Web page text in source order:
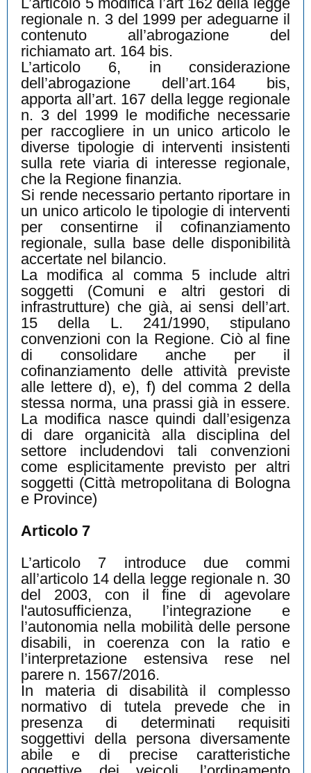
regionale n. 3 del 1999 per adeguarne il
contenuto all’abrogazione del
richiamato art. 164 bis.
L’articolo 6, in considerazione
dell’abrogazione dell’art.164 bis,
apporta all’art. 167 della legge regionale
n. 3 del 1999 le modifiche necessarie
per raccogliere in un unico articolo le
diverse tipologie di interventi insistenti
sulla rete viaria di interesse regionale,
che la Regione finanzia.
Si rende necessario pertanto riportare in
un unico articolo le tipologie di interventi
per consentirne il cofinanziamento
regionale, sulla base delle disponibilità
accertate nel bilancio.
La modifica al comma 5 include altri
soggetti (Comuni e altri gestori di
infrastrutture) che già, ai sensi dell’art.
15 della L. 241/1990, stipulano
convenzioni con la Regione. Ciò al fine
di consolidare anche per il
cofinanziamento delle attività previste
alle lettere d), e), f) del comma 2 della
stessa norma, una prassi già in essere.
La modifica nasce quindi dall’esigenza
di dare organicità alla disciplina del
settore includendovi tali convenzioni
come esplicitamente previsto per altri
soggetti (Città metropolitana di Bologna
e Province)
Articolo 7
L’articolo 7 introduce due commi
all’articolo 14 della legge regionale n. 30
del 2003, con il fine di agevolare
l'autosufficienza, l’integrazione e
l’autonomia nella mobilità delle persone
disabili, in coerenza con la ratio e
l’interpretazione estensiva rese nel
parere n. 1567/2016.
In materia di disabilità il complesso
normativo di tutela prevede che in
presenza di determinati requisiti
soggettivi della persona diversamente
abile e di precise caratteristiche